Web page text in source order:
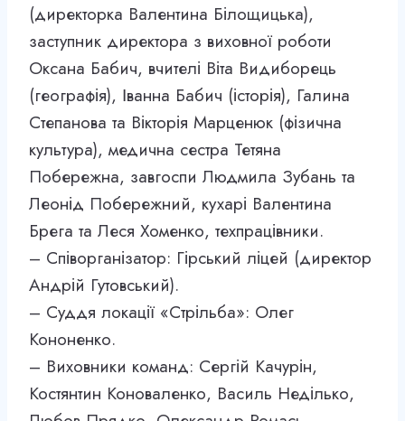
(директорка Валентина Білощицька),
заступник директора з виховної роботи
Оксана Бабич, вчителі Віта Видиборець
(географія), Іванна Бабич (історія), Галина
Степанова та Вікторія Марценюк (фізична
культура), медична сестра Тетяна
Побережна, завгоспи Людмила Зубань та
Леонід Побережний, кухарі Валентина
Брега та Леся Хоменко, техпрацівники.
– Співорганізатор: Гірський ліцей (директор
Андрій Гутовський).
– Суддя локації «Стрільба»: Олег
Кононенко.
– Виховники команд: Сергій Качурін,
Костянтин Коноваленко, Василь Неділько,